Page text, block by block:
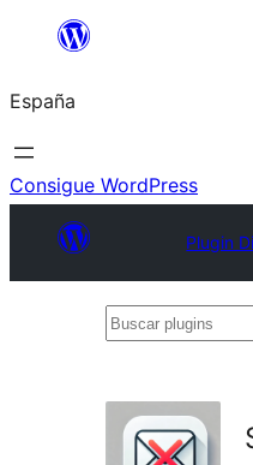
Saltar
contenido
España
Consigue WordPress
Plugin
Buscar